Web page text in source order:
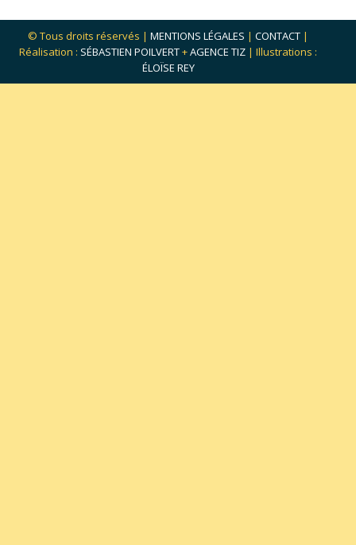
© Tous droits réservés | MENTIONS LÉGALES | CONTACT |
Réalisation : SÉBASTIEN POILVERT+AGENCE TIZ | Illustrations :
ÉLOÏSE REY